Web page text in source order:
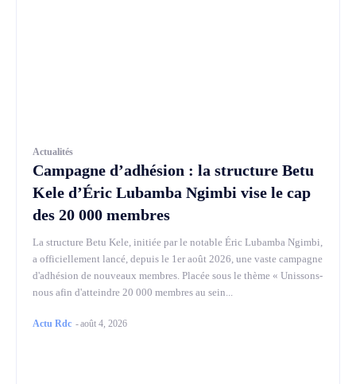
Actualités
Campagne d’adhésion : la structure Betu
Kele d’Éric Lubamba Ngimbi vise le cap
des 20 000 membres
La structure Betu Kele, initiée par le notable Éric Lubamba Ngimbi,
a officiellement lancé, depuis le 1er août 2026, une vaste campagne
d'adhésion de nouveaux membres. Placée sous le thème « Unissons-
nous afin d'atteindre 20 000 membres au sein...
Actu Rdc -août 4, 2026